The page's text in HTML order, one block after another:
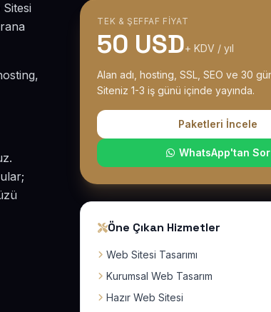
TEK & ŞEFFAF FIYAT
50 USD+ KDV / yıl
Alan adı, hosting, SSL, SEO ve 30
Siteniz 1-3 iş günü içinde yayında.
Paketleri İncele
WhatsApp'tan Sor
Öne Çıkan Hizmetler
Web Sitesi Tasarımı
Kurumsal Web Tasarım
Hazır Web Sitesi